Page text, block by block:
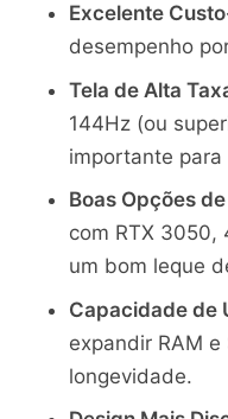
Excelente
desempenho
Tela de Alta
144Hz (ou
importante para
Boas Opções
com RTX
um bom leque
Capacidade de
expandir RAM e
longevidade.